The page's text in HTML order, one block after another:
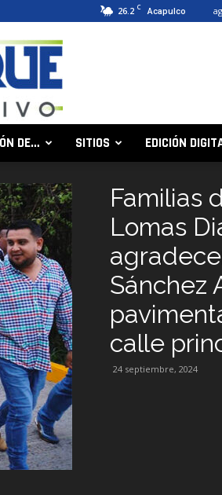
26.2 C Acapulco
DE… SITIOS EDICIÓN
Familias
Lomas
Sánchez
calle
24 septiembre, 2024